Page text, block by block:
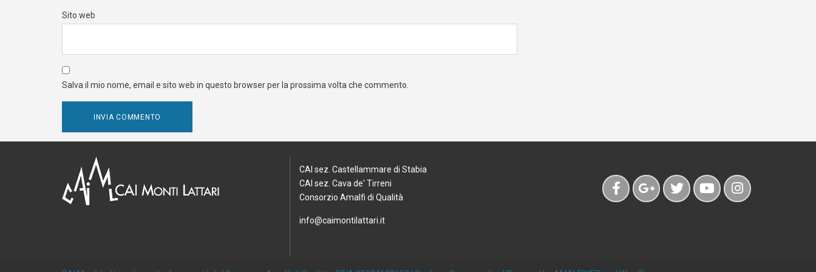
Sito web
Salva il mio nome, email e sito web in questo browser per la prossima volta che commento.
CAI sez. Castellammare di Stabia
CAI sez. Cava de' Tirreni
Consorzio Amalfi di Qualità
info@caimontilattari.it